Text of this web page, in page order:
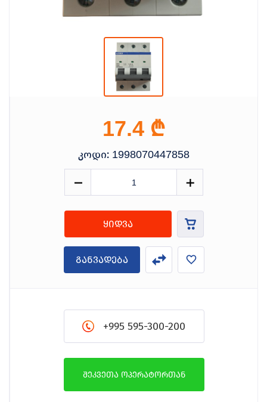
17.4 ₾
კოდი: 1998070447858
ყიდვა
განვადება
+995 595-300-200
შეკვეთა ოპერატორთან